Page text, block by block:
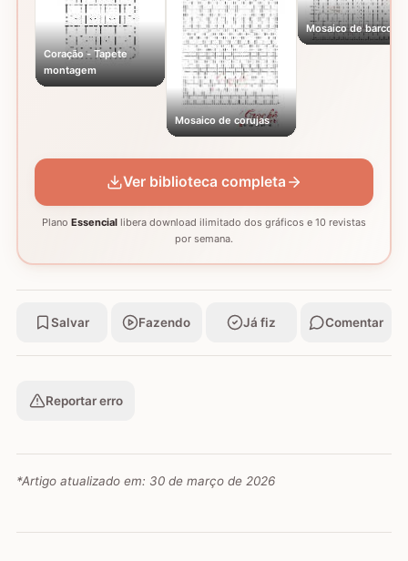
Coração - Tapete
montagem
Mosaico de corujas
Mosaico de barcos
Ver biblioteca completa
Plano Essencial libera download ilimitado dos gráficos e 10 revistas
por semana.
Salvar Fazendo Já fiz Comentar
Reportar erro
*Artigo atualizado em: 30 de março de 2026